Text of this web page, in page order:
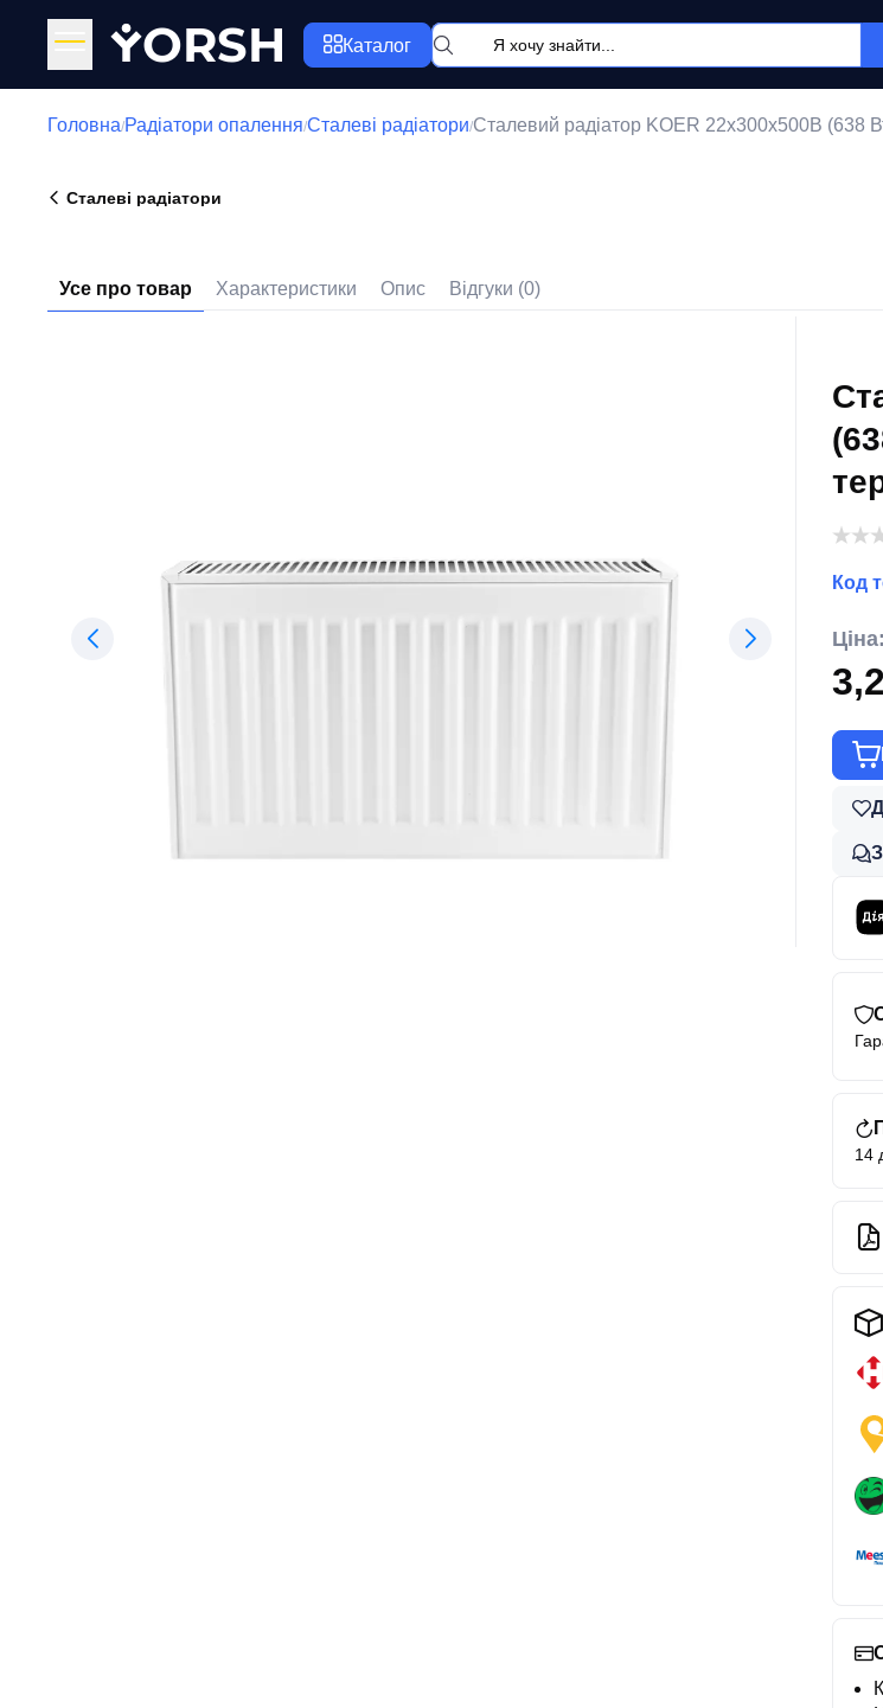
YORSH Каталог
Головна/Радіатори опалення/Сталеві радіатори/Сталевий радіатор KOER 22x300x500B (638
Сталеві радіатори
Усе про товар Характеристики Опис Відгуки (0)
Код
Ціна:
14